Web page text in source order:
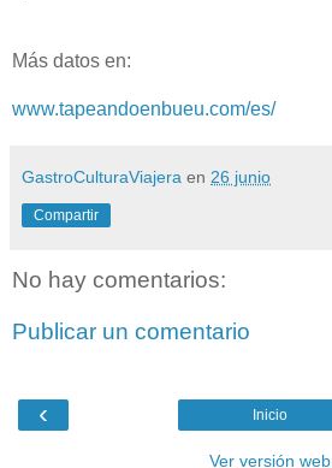
Más datos en:
www.tapeandoenbueu.com/es/
GastroCulturaViajera en 26 junio
Compartir
No hay comentarios:
Publicar un comentario
‹ Inicio
Ver versión web